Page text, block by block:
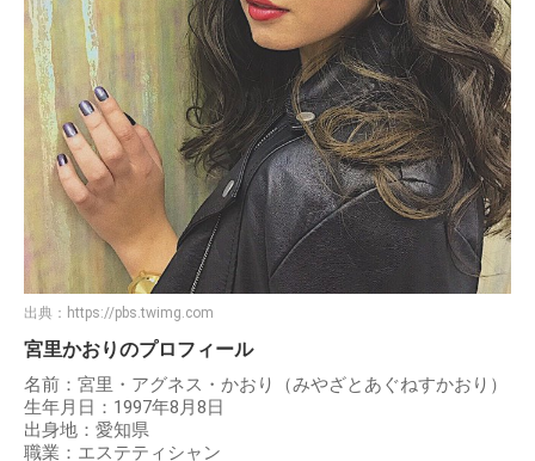
出典： https://pbs.twimg.com
宮里かおりのプロフィール
名前：宮里・アグネス・かおり（みやざとあぐねすかおり）
生年月日：1997年8月8日
出身地：愛知県
職業：エステティシャン